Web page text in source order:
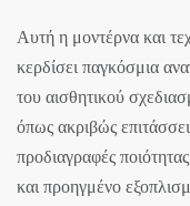
Αυτή η μοντέρνα και
κερδίσει παγκόσμια
του αισθητικού
όπως ακριβώς
προδιαγραφές
και προηγμένο